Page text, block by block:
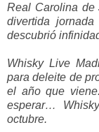
Real Carolina de
divertida
descubrió
Whisky Live
para deleite de
el año que
esperar…
octubre.